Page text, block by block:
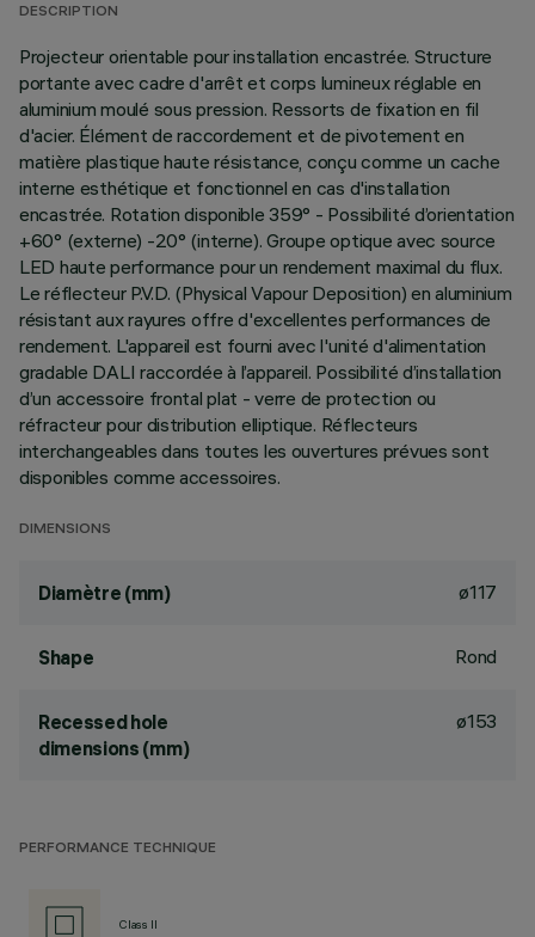
DESCRIPTION
Projecteur orientable pour installation encastrée. Structure
portante avec cadre d'arrêt et corps lumineux réglable en
aluminium moulé sous pression. Ressorts de fixation en fil
d'acier. Élément de raccordement et de pivotement en
matière plastique haute résistance, conçu comme un cache
interne esthétique et fonctionnel en cas d'installation
encastrée. Rotation disponible 359° - Possibilité d’orientation
+60° (externe) -20° (interne). Groupe optique avec source
LED haute performance pour un rendement maximal du flux.
Le réflecteur P.V.D. (Physical Vapour Deposition) en aluminium
résistant aux rayures offre d'excellentes performances de
rendement. L'appareil est fourni avec l'unité d'alimentation
gradable DALI raccordée à l’appareil. Possibilité d’installation
d’un accessoire frontal plat - verre de protection ou
réfracteur pour distribution elliptique. Réflecteurs
interchangeables dans toutes les ouvertures prévues sont
disponibles comme accessoires.
DIMENSIONS
Diamètre (mm) ø117
Shape Rond
Recessed hole
dimensions (mm)
ø153
PERFORMANCE TECHNIQUE
Class II